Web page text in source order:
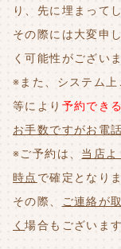
り、先に埋まって
その際には大変申
く可能性がござい
※また、システム
等により 予約でき
お手数ですがお電
※ご予約は、 当店
時点 で確定となりま
その際、
ご連絡が
く場合もございま